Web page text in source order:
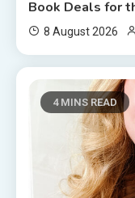
Book Deals for
8 August 2026
4 MINS READ